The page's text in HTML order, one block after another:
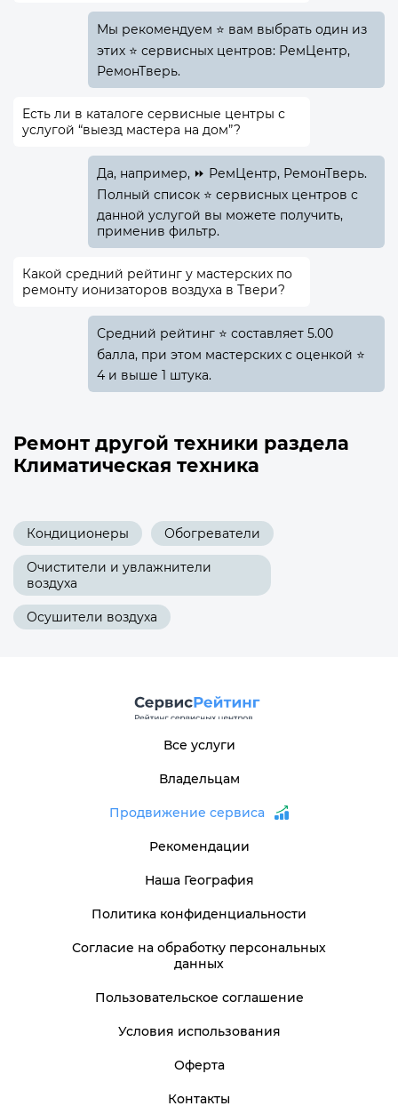
Мы рекомендуем ⭐ вам выбрать один из
этих ⭐ сервисных центров: РемЦентр,
РемонТверь.
Есть ли в каталоге сервисные центры с
услугой “выезд мастера на дом”?
Да, например, ⏩ РемЦентр, РемонТверь.
Полный список ⭐ сервисных центров с
данной услугой вы можете получить,
применив фильтр.
Какой средний рейтинг у мастерских по
ремонту ионизаторов воздуха в Твери?
Средний рейтинг ⭐ составляет 5.00
балла, при этом мастерских с оценкой ⭐
4 и выше 1 штука.
Ремонт другой техники раздела
Климатическая техника
Кондиционеры Обогреватели
Очистители и увлажнители
воздуха
Осушители воздуха
Все услуги
Владельцам
Продвижение сервиса
Рекомендации
Наша География
Политика конфиденциальности
Согласие на обработку персональных
данных
Пользовательское соглашение
Условия использования
Оферта
Контакты